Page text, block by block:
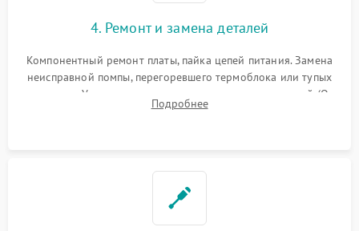
4. Ремонт и замена деталей
Компонентный ремонт платы, пайка цепей питания. Замена
неисправной помпы, перегоревшего термоблока или тупых
жерновов. Установка новых силиконовых уплотнителей (O-
ring) и тефлоновых трубок для надежного устранения
Подробнее